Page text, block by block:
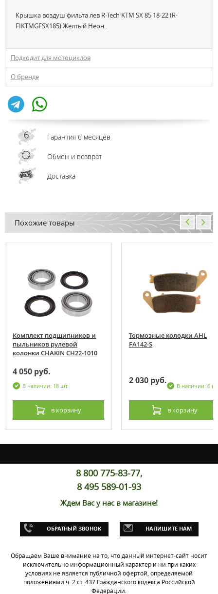
Крышка воздуш фильта лев R-Tech KTM SX 85 18-22 (R-
FIKTMGFSX185) Желтый Неон..
Подходит для мотоциклов
О бренде
Гарантия 6 месяцев
Обмен и возврат
Доставка
Похожие товары
Комплект подшипников и
пыльников рулевой
колонки CHAKIN CH22-1010
4 050 руб.
В наличии: 18 шт.
в корзину
Тормозные колодки AHL
FA142-S
2 030 руб.
В наличии: 6
в корзину
8 800 775-83-77,
8 495 589-01-93
Ждем Вас у нас в магазине!
ОБРАТНЫЙ ЗВОНОК НАПИШИТЕ НАМ
Обращаем Ваше внимание на то, что данный интернет-сайт носит
исключительно информационный характер и ни при каких
условиях не является публичной офертой, определяемой
положениями ч. 2 ст. 437 Гражданского кодекса Российской
Федерации.